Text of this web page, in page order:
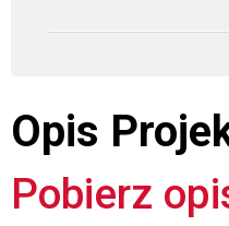
Opis
Pobierz